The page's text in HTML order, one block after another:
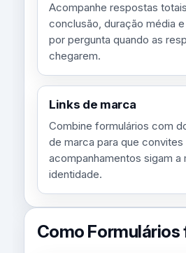
Acompanhe respostas
conclusão, duração média
por pergunta quando as
chegarem.
Links de marca
Combine formulários com
de marca para que convites
acompanhamentos sigam a
identidade.
Como Formulários